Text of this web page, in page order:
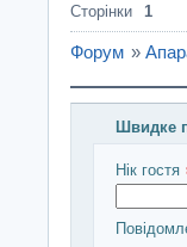
Сторінки 1
Форум »
Швидке
Введіть
Нік гостя